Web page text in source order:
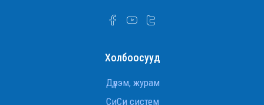
Л.Эрдэнэчулуун сайд
Холбоосууд
Дүрэм, журам
СиСи систем